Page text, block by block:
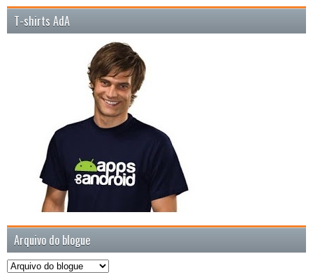
T-shirts AdA
Arquivo do blogue